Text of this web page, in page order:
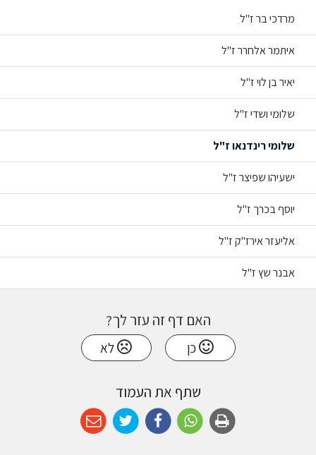
מרדכי בר ז"ל
איתמר אלחרר ז"ל
יאיר בן לוי ז"ל
שלומי ושדי ז"ל
שלומי רינדנאו ז"ל
ישעיהו שפיצר ז"ל
יוסף בכרך ז"ל
אליעזר אירז"ק ז"ל
אבנר שץ ז"ל
האם דף זה עזר לך?
כן לא
שתף את העמוד